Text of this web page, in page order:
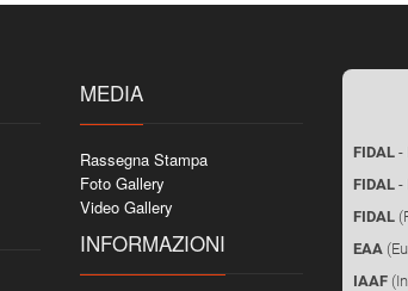
MEDIA
Rassegna Stampa
Foto Gallery
Video Gallery
INFORMAZIONI
FIDAL-
FIDAL-
FIDAL
EAA
IAAF